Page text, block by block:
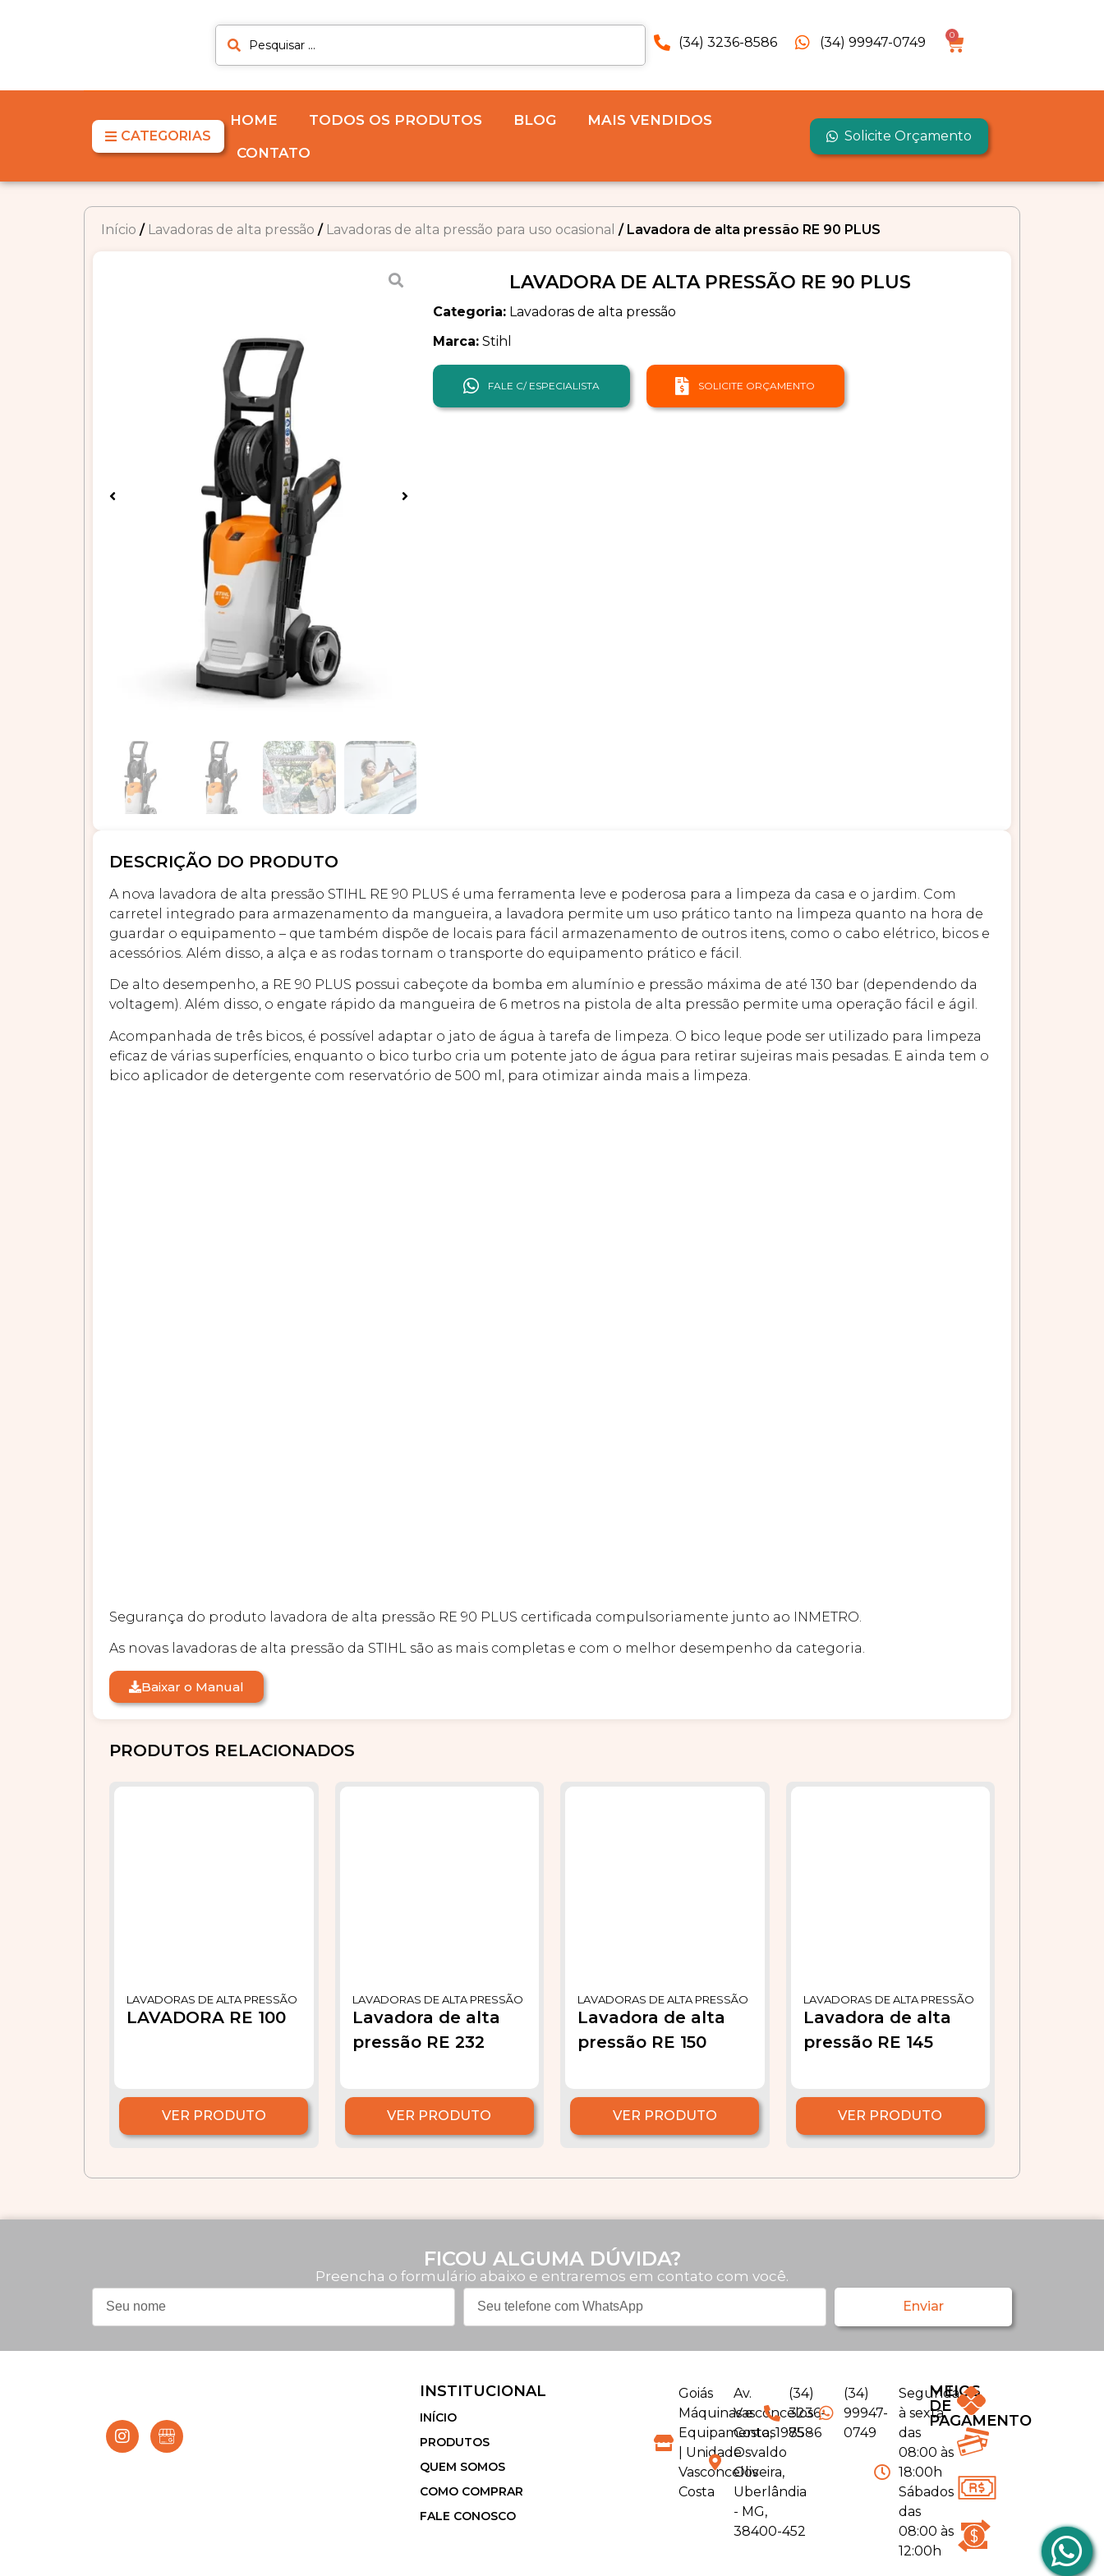
(34) 3236-8586 (34) 99947-0749 0
CATEGORIAS
HOME TODOS OS PRODUTOS BLOG
MAIS VENDIDOS
CONTATO
Solicite Orçamento
Início / Lavadoras de alta pressão / Lavadoras de alta pressão para uso ocasional / Lavadora de alta pressão RE 90 PLUS
LAVADORA DE ALTA PRESSÃO RE 90 PLUS
Categoria: Lavadoras de alta pressão
Marca: Stihl
FALE C/ ESPECIALISTA SOLICITE ORÇAMENTO
DESCRIÇÃO DO PRODUTO
A nova lavadora de alta pressão STIHL RE 90 PLUS é uma ferramenta leve e poderosa para a limpeza da casa e o jardim. Com
carretel integrado para armazenamento da mangueira, a lavadora permite um uso prático tanto na limpeza quanto na hora de
guardar o equipamento – que também dispõe de locais para fácil armazenamento de outros itens, como o cabo elétrico, bicos e
acessórios. Além disso, a alça e as rodas tornam o transporte do equipamento prático e fácil.
De alto desempenho, a RE 90 PLUS possui cabeçote da bomba em alumínio e pressão máxima de até 130 bar (dependendo da
voltagem). Além disso, o engate rápido da mangueira de 6 metros na pistola de alta pressão permite uma operação fácil e ágil.
Acompanhada de três bicos, é possível adaptar o jato de água à tarefa de limpeza. O bico leque pode ser utilizado para limpeza
eficaz de várias superfícies, enquanto o bico turbo cria um potente jato de água para retirar sujeiras mais pesadas. E ainda tem o
bico aplicador de detergente com reservatório de 500 ml, para otimizar ainda mais a limpeza.
Segurança do produto lavadora de alta pressão RE 90 PLUS certificada compulsoriamente junto ao INMETRO.
As novas lavadoras de alta pressão da STIHL são as mais completas e com o melhor desempenho da categoria.
Baixar o Manual
PRODUTOS RELACIONADOS
LAVADORAS DE ALTA PRESSÃO
LAVADORA RE 100
VER PRODUTO
LAVADORAS DE ALTA PRESSÃO
Lavadora de alta
pressão RE 232
VER PRODUTO
LAVADORAS DE ALTA PRESSÃO
Lavadora de alta
pressão RE 150
VER PRODUTO
LAVADORAS DE ALTA PRESSÃO
Lavadora de alta
pressão RE 145
VER PRODUTO
FICOU ALGUMA DÚVIDA?
Preencha o formulário abaixo e entraremos em contato com você.
Enviar
INSTITUCIONAL
INÍCIO
PRODUTOS
QUEM SOMOS
COMO COMPRAR
FALE CONOSCO
Goiás
Máquinas e
Equipamentos
| Unidade
Vasconcelos
Costa
Av.
Vasconcelos
Costa, 1975 -
Osvaldo
Oliveira,
Uberlândia
- MG,
38400-452
(34)
3236-
8586
(34)
99947-
0749
Segunda
à sexta
das
08:00 às
18:00h
Sábados
das
08:00 às
12:00h
MEIOS
DE
PAGAMENTO